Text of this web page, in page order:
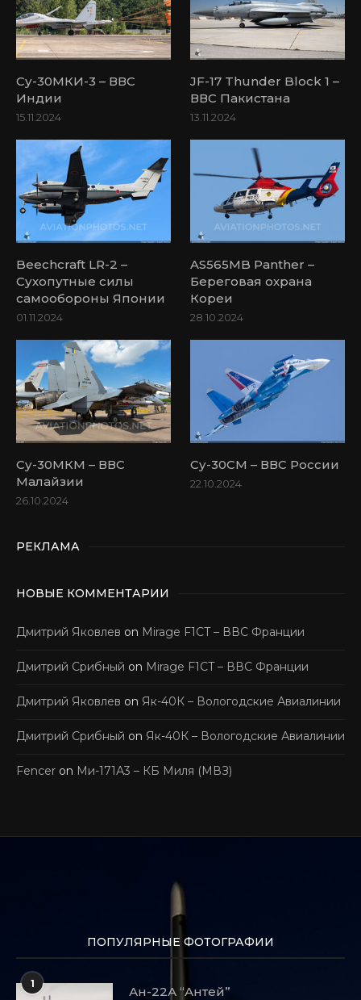
Су-30МКИ-3 – ВВС
Индии
15.11.2024
JF-17 Thunder Block 1 –
ВВС Пакистана
13.11.2024
Beechcraft LR-2 –
Сухопутные силы
самообороны Японии
01.11.2024
AS565MB Panther –
Береговая охрана
Кореи
28.10.2024
Су-30МКМ – ВВС
Малайзии
26.10.2024
Су-30СМ – ВВС России
22.10.2024
РЕКЛАМА
НОВЫЕ КОММЕНТАРИИ
Дмитрий Яковлев on Mirage F1CT – ВВС Франции
Дмитрий Срибный on Mirage F1CT – ВВС Франции
Дмитрий Яковлев on Як-40К – Вологодские Авиалинии
Дмитрий Срибный on Як-40К – Вологодские Авиалинии
Fencer on Ми-171А3 – КБ Миля (МВЗ)
ПОПУЛЯРНЫЕ ФОТОГРАФИИ
1
Ан-22А “Антей”